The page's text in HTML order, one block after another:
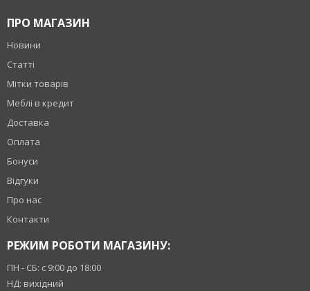
ПРО МАГАЗИН
Новини
Статті
Мітки товарів
Меблі в кредит
Доставка
Оплата
Бонуси
Відгуки
Про нас
Контакти
РЕЖИМ РОБОТИ МАГАЗИНУ:
ПН - СБ: с 9:00 до 18:00
НД: вихідний